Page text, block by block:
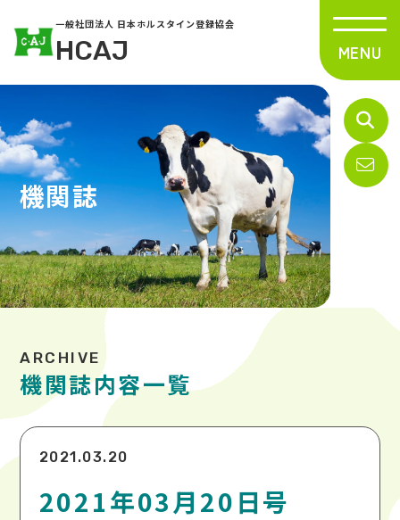
一般社団法人 日本ホルスタイン登録協会
HCAJ
機関誌
機関誌内容一覧
2021.03.20
2021年03月20日号